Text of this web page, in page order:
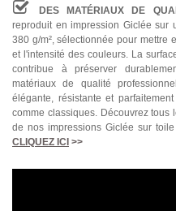
DES MATÉRIAUX DE
reproduit en impression Giclée sur
380 g/m², sélectionnée pour mettre
et l'intensité des couleurs. La
contribue à préserver
matériaux de qualité
élégante, résistante et
comme classiques. Découvrez
de nos impressions Giclée sur
CLIQUEZ ICI >>